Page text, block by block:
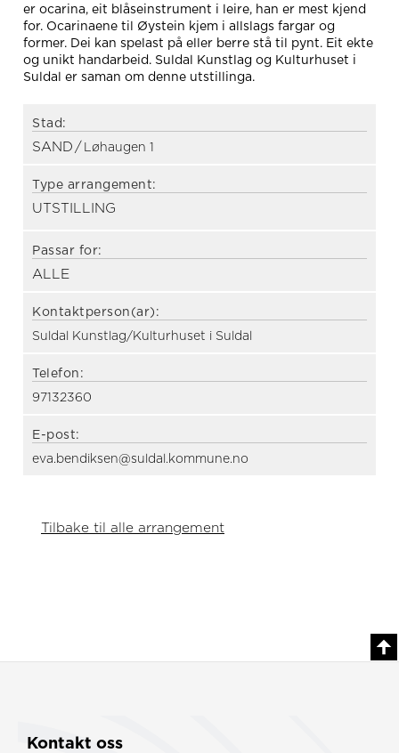
er ocarina, eit blåseinstrument i leire, han er mest kjend
for. Ocarinaene til Øystein kjem i allslags fargar og
former. Dei kan spelast på eller berre stå til pynt. Eit ekte
og unikt handarbeid. Suldal Kunstlag og Kulturhuset i
Suldal er saman om denne utstillinga.
Stad:
SAND / Løhaugen 1
Type arrangement:
UTSTILLING
Passar for:
ALLE
Kontaktperson(ar):
Suldal Kunstlag/Kulturhuset i Suldal
Telefon:
97132360
E-post:
eva.bendiksen@suldal.kommune.no
Tilbake til alle arrangement
Kontakt oss